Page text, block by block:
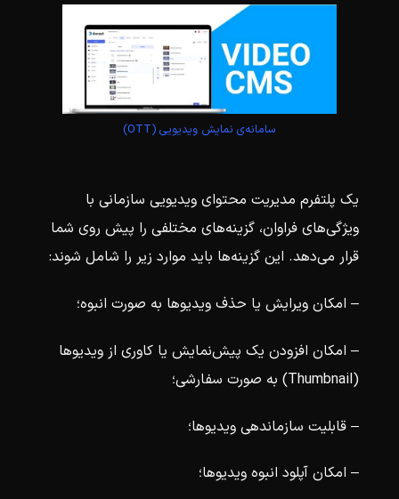
سامانه‌ی نمایش ویدیویی (OTT)
یک پلتفرم مدیریت محتوای ویدیویی سازمانی با
ویژگی‌های فراوان، گزینه‌های مختلفی را پیش روی شما
قرار می‌دهد. این‌ گزینه‌ها باید موارد زیر را شامل شوند:
– امکان ویرایش یا حذف ویدیوها به صورت انبوه؛
– امکان افزودن یک پیش‌نمایش یا کاوری از ویدیوها
(Thumbnail) به صورت سفارشی؛
– قابلیت سازماندهی ویدیوها؛
– امکان آپلود انبوه ویدیوها؛